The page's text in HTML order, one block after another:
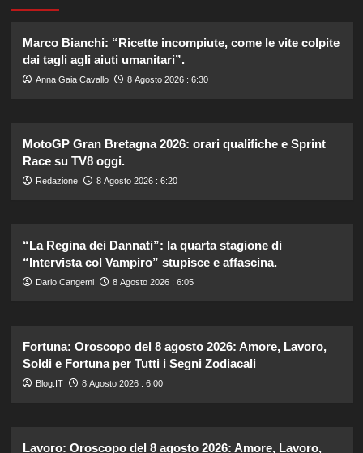
Marco Bianchi: “Ricette incompiute, come le vite colpite
dai tagli agli aiuti umanitari”.
Anna Gaia Cavallo 8 Agosto 2026 : 6:30
MotoGP Gran Bretagna 2026: orari qualifiche e Sprint
Race su TV8 oggi.
Redazione 8 Agosto 2026 : 6:20
“La Regina dei Dannati”: la quarta stagione di
“Intervista col Vampiro” stupisce e affascina.
Dario Cangemi 8 Agosto 2026 : 6:05
Fortuna: Oroscopo del 8 agosto 2026: Amore, Lavoro,
Soldi e Fortuna per Tutti i Segni Zodiacali
Blog.IT 8 Agosto 2026 : 6:00
Lavoro: Oroscopo del 8 agosto 2026: Amore, Lavoro,